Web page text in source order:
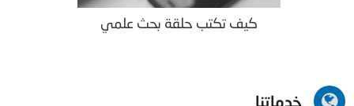
كيف تكتب حلقة بحث علمي
خدماتنا